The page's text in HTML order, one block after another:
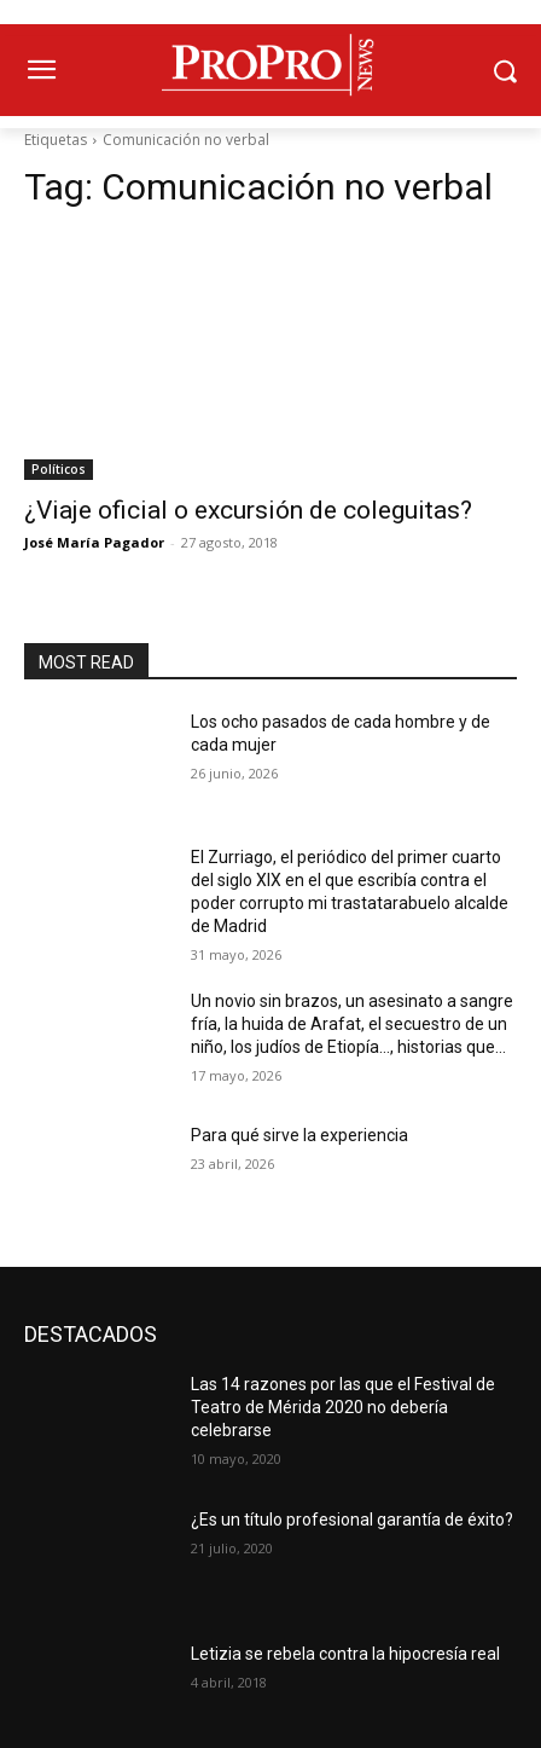
Etiquetas Comunicación no verbal
Tag: Comunicación no verbal
Políticos
¿Viaje oficial o excursión de coleguitas?
José María Pagador - 27 agosto, 2018
MOST READ
Los ocho pasados de cada hombre y de
cada mujer
26 junio, 2026
El Zurriago, el periódico del primer cuarto
del siglo XIX en el que escribía contra el
poder corrupto mi trastatarabuelo alcalde
de Madrid
31 mayo, 2026
Un novio sin brazos, un asesinato a sangre
fría, la huida de Arafat, el secuestro de un
niño, los judíos de Etiopía…, historias que...
17 mayo, 2026
Para qué sirve la experiencia
23 abril, 2026
DESTACADOS
Las 14 razones por las que el Festival de
Teatro de Mérida 2020 no debería
celebrarse
10 mayo, 2020
¿Es un título profesional garantía de éxito?
21 julio, 2020
Letizia se rebela contra la hipocresía real
4 abril, 2018